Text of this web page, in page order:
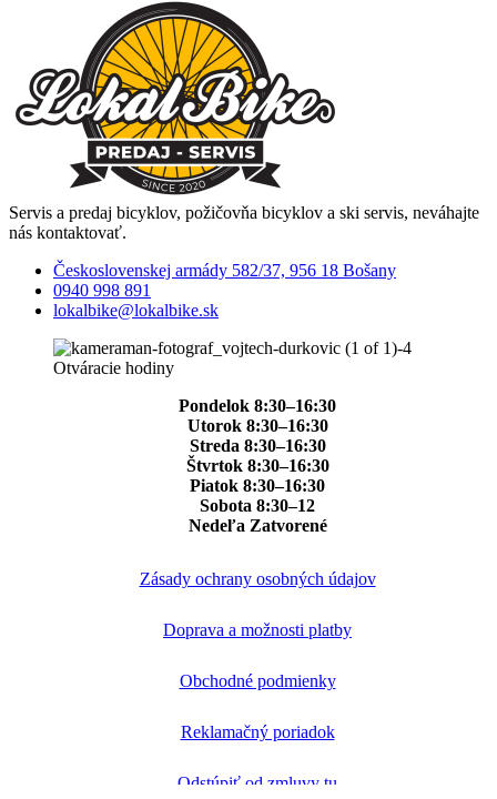
Servis a predaj bicyklov, požičovňa bicyklov a ski servis, neváhajte
nás kontaktovať.
Československej armády 582/37, 956 18 Bošany
0940 998 891
lokalbike@lokalbike.sk
Otváracie hodiny
Pondelok 8:30–16:30
Utorok 8:30–16:30
Streda 8:30–16:30
Štvrtok 8:30–16:30
Piatok 8:30–16:30
Sobota 8:30–12
Nedeľa Zatvorené
Zásady ochrany osobných údajov
Doprava a možnosti platby
Obchodné podmienky
Reklamačný poriadok
Odstúpiť od zmluvy tu